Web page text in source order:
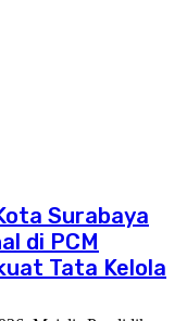
Surabaya
di PCM
Tata Kelola